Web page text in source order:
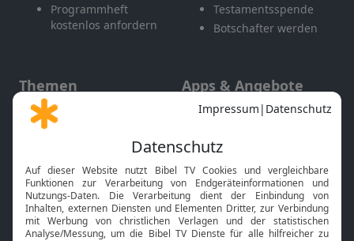
Programmheft
kostenlos anfordern
Testamentsspende
Botschafter werden
Themen
Gott und Bibel erklärt
Neuigkeiten
Apps & Angebote
Mobile App
Smart TV
HbbTV
Bibelthek Online-Bibel
Nächster Gottesdienst